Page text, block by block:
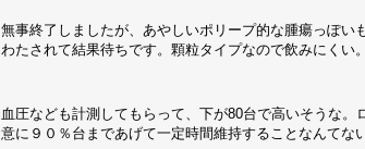
無事終了しましたが、あやしいポリープ的な腫瘍っぽい
わたされて結果待ちです。顆粒タイプなので飲みにくい
血圧なども計測してもらって、下が80台で高いそうな
意に９０％台まであげて一定時間維持することなんて